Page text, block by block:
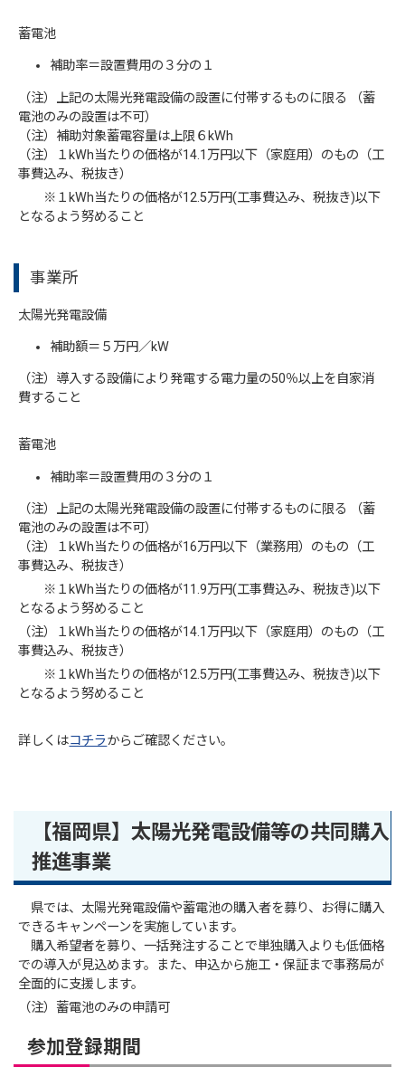
蓄電池
補助率＝設置費用の３分の１
（注）上記の太陽光発電設備の設置に付帯するものに限る （蓄
電池のみの設置は不可）
（注）補助対象蓄電容量は上限６kWh
（注）１kWh当たりの価格が14.1万円以下（家庭用）のもの（工
事費込み、税抜き）
※１kWh当たりの価格が12.5万円(工事費込み、税抜き)以下
となるよう努めること
事業所
太陽光発電設備
補助額＝５万円／kW
（注）導入する設備により発電する電力量の50％以上を自家消
費すること
蓄電池
補助率＝設置費用の３分の１
（注）上記の太陽光発電設備の設置に付帯するものに限る （蓄
電池のみの設置は不可）
（注）１kWh当たりの価格が16万円以下（業務用）のもの（工
事費込み、税抜き）
※１kWh当たりの価格が11.9万円(工事費込み、税抜き)以下
となるよう努めること
（注）１kWh当たりの価格が14.1万円以下（家庭用）のもの（工
事費込み、税抜き）
※１kWh当たりの価格が12.5万円(工事費込み、税抜き)以下
となるよう努めること
詳しくはコチラからご確認ください。
【福岡県】太陽光発電設備等の共同購入
推進事業
県では、太陽光発電設備や蓄電池の購入者を募り、お得に購入
できるキャンペーンを実施しています。
購入希望者を募り、一括発注することで単独購入よりも低価格
での導入が見込めます。また、申込から施工・保証まで事務局が
全面的に支援します。
（注）蓄電池のみの申請可
参加登録期間